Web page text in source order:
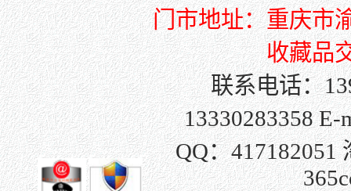
门市地址：重庆市
收藏品
联系电话：
13330283358 E-
QQ：417182051